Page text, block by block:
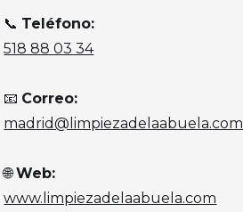
📞 Teléfono:
518 88 03 34
📧 Correo:
madrid@limpiezadelaabuela.com
🌐Web:
www.limpiezadelaabuela.com